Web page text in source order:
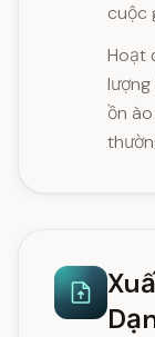
cuộc
Hoạt
ồn